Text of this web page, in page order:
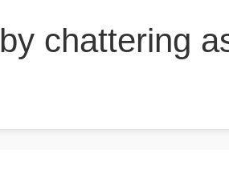
by chattering